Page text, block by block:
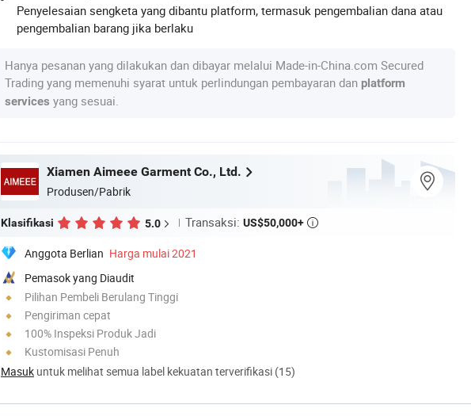
Penyelesaian sengketa yang dibantu platform, termasuk pengembalian dana atau
pengembalian barang jika berlaku
Hanya pesanan yang dilakukan dan dibayar melalui Made-in-China.com Secured
Trading yang memenuhi syarat untuk perlindungan pembayaran dan platform
services yang sesuai.
Xiamen Aimeee Garment Co., Ltd.
Produsen/Pabrik
Klasifikasi 5.0 Transaksi: US$50,000+ 
Anggota Berlian Harga mulai 2021
Pemasok yang Diaudit
Pilihan Pembeli Berulang Tinggi
Pengiriman cepat
100% Inspeksi Produk Jadi
Kustomisasi Penuh
Masuk untuk melihat semua label kekuatan terverifikasi (15)